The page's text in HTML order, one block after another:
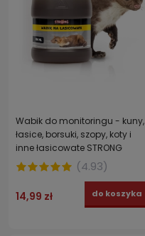
Wabik do monitoringu - kuny,
łasice, borsuki, szopy, koty i
inne łasicowate STRONG
100ml
(4.93)
14,99 zł do koszyka